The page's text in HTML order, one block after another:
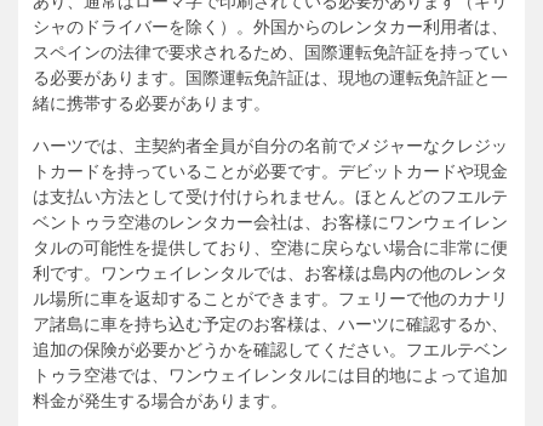
シャのドライバーを除く）。外国からのレンタカー利用者は、
スペインの法律で要求されるため、国際運転免許証を持ってい
る必要があります。国際運転免許証は、現地の運転免許証と一
緒に携帯する必要があります。
ハーツでは、主契約者全員が自分の名前でメジャーなクレジッ
トカードを持っていることが必要です。デビットカードや現金
は支払い方法として受け付けられません。ほとんどのフエルテ
ベントゥラ空港のレンタカー会社は、お客様にワンウェイレン
タルの可能性を提供しており、空港に戻らない場合に非常に便
利です。ワンウェイレンタルでは、お客様は島内の他のレンタ
ル場所に車を返却することができます。フェリーで他のカナリ
ア諸島に車を持ち込む予定のお客様は、ハーツに確認するか、
追加の保険が必要かどうかを確認してください。フエルテベン
トゥラ空港では、ワンウェイレンタルには目的地によって追加
料金が発生する場合があります。